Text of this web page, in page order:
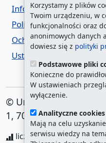
Korzystamy z plików
Twoim urządzeniu, w
funkcjonalności oraz
anonimowych danych
dowiesz się z polityki
Podstawowe pliki
Konieczne do
W ustawieniach
wyłączenie.
Analityczne cookies
Mają na celu
serwisu wiedzy na
Informacja o urzędzie w
Polityka prywatności
Ochrona danych
Ustawienia cookies
© Urząd Miasta
1, 70-456 Szczecin
liczba wyświetleń: